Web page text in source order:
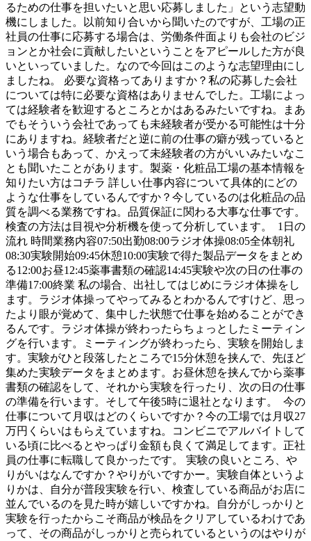
るための仕事を担いたいと思い応募しました」という志望動
機にしました。以前知り合いから聞いたのですが、工場の正
社員の仕事に応募する場合は、労働条件面よりも会社のビジ
ョンとか社会に貢献したいということをアピールした方が良
いといっていました。なので今回はこのような志望理由にし
ましたね。 必要な資格ってありますか？私の応募した会社
については特に必要な資格はありませんでした。工場によっ
ては経験者を歓迎するところとかはあるみたいですね。まあ
でもそういう会社であっても未経験者が受かる可能性は十分
にありますね。経験者だと逆に前の仕事の癖が残っていると
いう場合もあって、かえって未経験者の方がいいみたいなこ
とも聞いたことがあります。製薬・化粧品工場の基本情報を
知りたい方はコチラ 詳しい仕事内容について具体的にどの
ような仕事をしているんですか？今しているのは化粧品の品
質を調べる業務ですね。品質保証に関わる大事な仕事です。
検査の方法は目視や分析機を使って分析しています。 1日の
流れ 時間業務内容07:50出勤08:00ラジオ体操08:05全体朝礼
08:30実験開始09:45休憩10:00実験で得た製品データをまとめ
る12:00お昼12:45薬事書類の確認14:45実験や次の日の仕事の
準備17:00終業 私の場合、出社してはじめにラジオ体操をし
ます。ラジオ体操ってやってみるとわかるんですけど、思っ
たより眼が覚めて、集中した状態で仕事を始めることができ
るんです。ラジオ体操が終わったらちょっとしたミーティン
グを行います。ミーティングが終わったら、実験を開始しま
す。実験がひと段落したところで15分休憩を挟んで、先ほど
集めた実験データをまとめます。お昼休憩を挟んでから薬事
書類の確認をして、それから実験を行ったり、次の日の仕事
の準備を行います。そして午後5時に退社となります。 今の
仕事について月収はどのくらいですか？今の工場では月収27
万円くらいはもらえていますね。コンビニでアルバイトして
いる頃に比べるとやっぱり金額も良くて満足してます。正社
員の仕事に転職して良かったです。 実験の良いところ、や
りがいはなんですか？やりがいですかー。実験自体というよ
りかは、自分が普段実験を行い、検査している商品がお店に
並んでいるのを見た時が嬉しいですかね。自分がしっかりと
実験を行ったからこそ商品が検品をクリアしているわけであ
って、その商品がしっかりと売られているというのはやりが